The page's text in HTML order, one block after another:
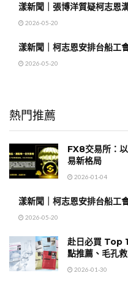
漾新聞｜張博洋質疑柯志恩
2026-05-20
漾新聞｜柯志恩安排台船工
2026-05-20
熱門推薦
FX8交易所：
易新格局
2026-01-04
漾新聞｜柯志恩安排台船工
2026-05-20
赴日必買 Top
點推薦、毛孔
2026-01-30